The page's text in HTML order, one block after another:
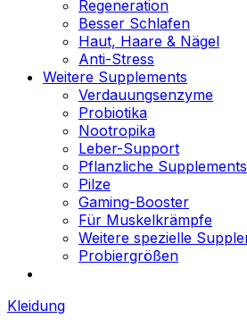
Regeneration
Besser Schlafen
Haut, Haare & Nägel
Anti-Stress
Weitere Supplements
Verdauungsenzyme
Probiotika
Nootropika
Leber-Support
Pflanzliche Supplements
Pilze
Gaming-Booster
Für Muskelkrämpfe
Weitere spezielle
Probiergrößen
Kleidung